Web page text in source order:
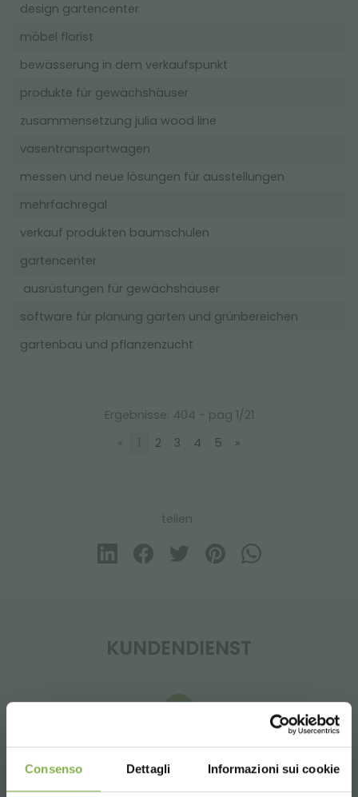
Consenso Dettagli Informazioni sui cookie
design gartencenter
möbel florist
bewässerung in dem verkaufspunkt
produkte für gewächshäuser
zusammensetzung julia wood line
vasentransportwagen
messen und neue lösungen für ausstellungen
mehrfachregal
verkauf produkten baumschulen
gartencenter
ausrüstungen für gewächshäuser
software für planung gärten und grünbereichen
gartenbau und pflanzenzucht
Ergebnisse: 404 - pag 1/21
«
1 2 3 4 5 »
teilen
KUNDENDIENST
Anfrage Informationen